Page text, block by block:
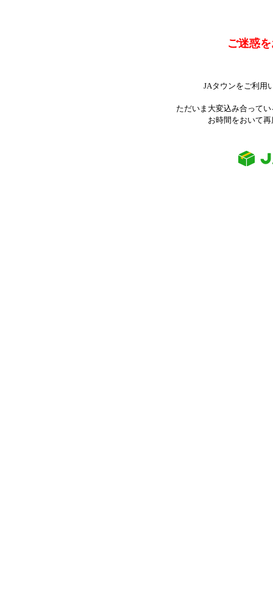
ご迷惑
JAタウンをご利用
ただいま大変込み合って
お時間をおいて